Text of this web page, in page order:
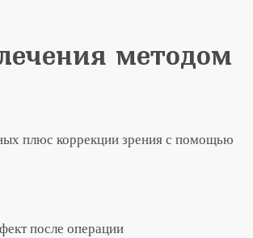
методом
плюс коррекции зрения с помощью
после операции